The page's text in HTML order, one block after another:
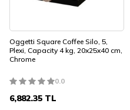
Oggetti Square Coffee Silo, 5,
Plexi, Capacity 4 kg, 20x25x40 cm,
Chrome
0.0
6,882.35 TL